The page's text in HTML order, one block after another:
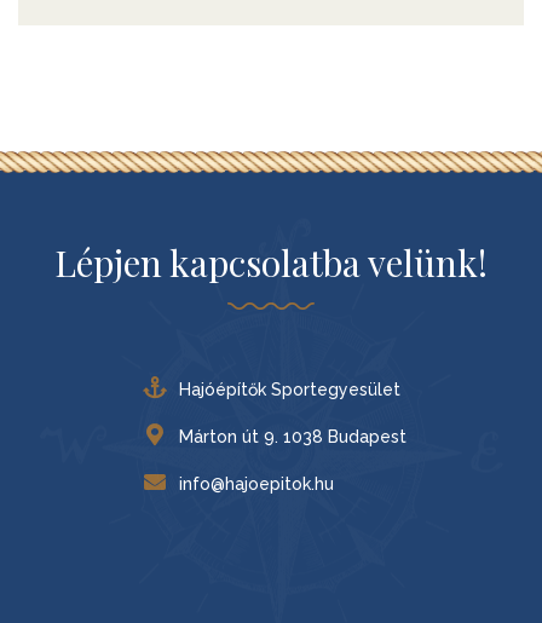
Lépjen kapcsolatba velünk!
Hajóépítők Sportegyesület
Márton út 9. 1038 Budapest
info@hajoepitok.hu